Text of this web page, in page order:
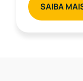
SAIBA